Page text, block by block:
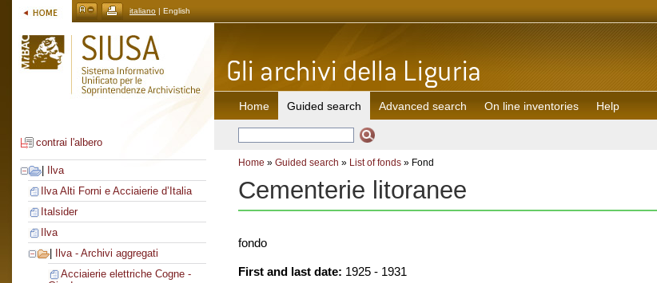
italiano | English
contrai l'albero
Ilva
Ilva Alti Forni e Acciaierie d’Italia
Italsider
Ilva
Ilva - Archivi aggregati
Acciaierie elettriche Cogne -
Home Guided search Advanced search On line inventories Help
Home » Guided search » List of fonds » Fond
Cementerie litoranee
fondo
First and last date: 1925 - 1931